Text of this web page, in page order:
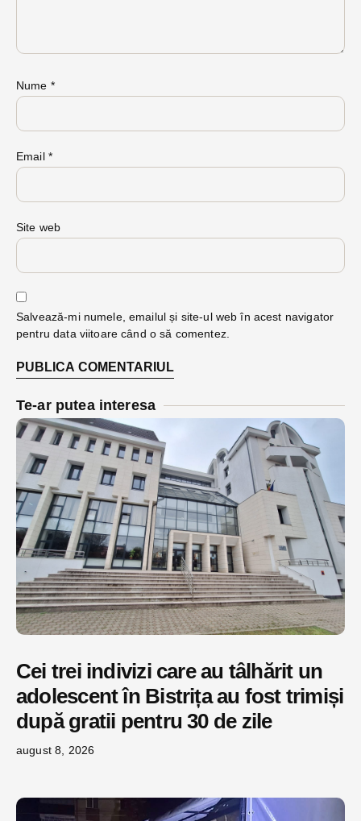
Nume *
Email *
Site web
Salvează-mi numele, emailul și site-ul web în acest navigator
pentru data viitoare când o să comentez.
Te-ar putea interesa
Cei trei indivizi care au tâlhărit un
adolescent în Bistrița au fost trimiși
după gratii pentru 30 de zile
august 8, 2026